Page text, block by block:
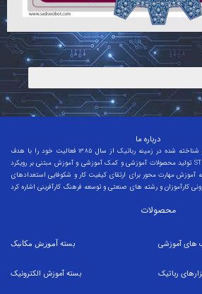
درباره ما
مجموعه رباتیک صدرا پیشرو و شناخته شده در زمینه رباتیک از سال 1385 فعالیت خود را با هدف
تولید محصولات آموزشی و کمک آموزشی و آموزش مبتنی بر رویکرد STEAM آغاز کرده است. از جمله
آموزش مهارت محور برای ارتقای کیفیت کار و شکوفایی استعدادهای
محصولات
بسته آموزش مکانیک
بستهآموزش الکترونیک
های آموزشی
رباتیک